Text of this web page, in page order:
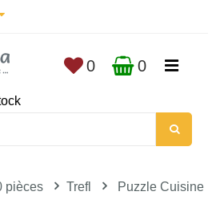
0 0
pièces Trefl
Puzzle Cuisine